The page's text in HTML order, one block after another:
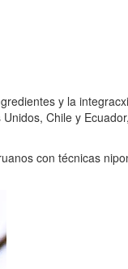
y la
Chile y
con técnicas